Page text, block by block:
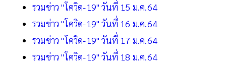
รวมข่าว "โควิด-19" วันที่ 15 ม.ค.64
รวมข่าว "โควิด-19" วันที่ 16 ม.ค.64
รวมข่าว "โควิด-19" วันที่ 17 ม.ค.64
รวมข่าว "โควิด-19" วันที่ 18 ม.ค.64